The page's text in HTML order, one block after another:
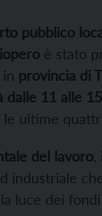
pubblico
è stato
provincia di
dalle 11 alle 15
le ultime
del lavoro
industriale
luce dei